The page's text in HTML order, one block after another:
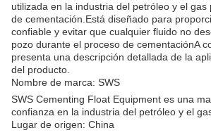
utilizada en la industria del petróleo y el
de cementación.Está diseñado para
confiable y evitar que cualquier fluido no
pozo durante el proceso de cementaciónA
presenta una descripción detallada de la
del producto.
Nombre de marca: SWS
SWS Cementing Float Equipment es una
confianza en la industria del petróleo y el
Lugar de origen: China